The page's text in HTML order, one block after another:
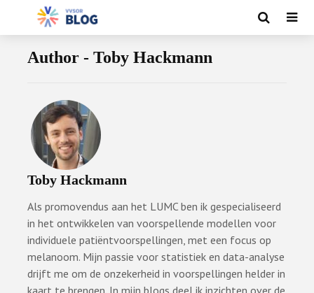
Author - Toby Hackmann
Toby Hackmann
Als promovendus aan het LUMC ben ik gespecialiseerd
in het ontwikkelen van voorspellende modellen voor
individuele patiëntvoorspellingen, met een focus op
melanoom. Mijn passie voor statistiek en data-analyse
drijft me om de onzekerheid in voorspellingen helder in
kaart te brengen. In mijn blogs deel ik inzichten over de